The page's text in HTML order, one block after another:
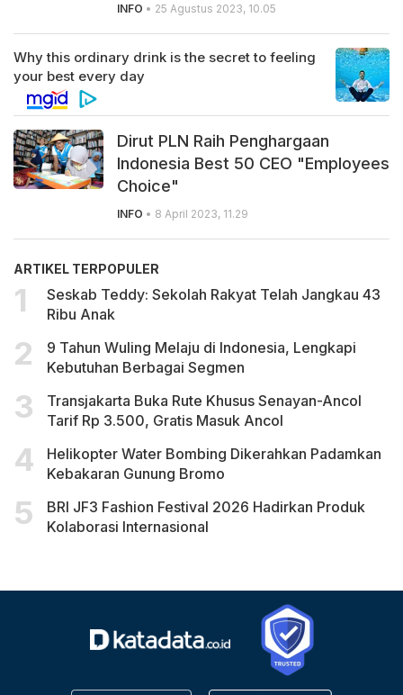
INFO • 25 Agustus 2023, 10.05
Dirut PLN Raih Penghargaan
Indonesia Best 50 CEO "Employees
Choice"
INFO • 8 April 2023, 11.29
ARTIKEL TERPOPULER
Seskab Teddy: Sekolah Rakyat Telah Jangkau 43
Ribu Anak
9 Tahun Wuling Melaju di Indonesia, Lengkapi
Kebutuhan Berbagai Segmen
Transjakarta Buka Rute Khusus Senayan-Ancol
Tarif Rp 3.500, Gratis Masuk Ancol
Helikopter Water Bombing Dikerahkan Padamkan
Kebakaran Gunung Bromo
BRI JF3 Fashion Festival 2026 Hadirkan Produk
Kolaborasi Internasional